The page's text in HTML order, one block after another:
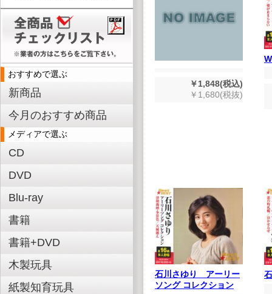
おすすめで選ぶ
新商品
今月のおすすめ商品
メディアで選ぶ
CD
DVD
Blu-ray
書籍
書籍+DVD
木製玩具
紙製知育玩具
￥1,848(税込)
￥1,680(税抜)
石川さゆり アーリー
ソング コレクション